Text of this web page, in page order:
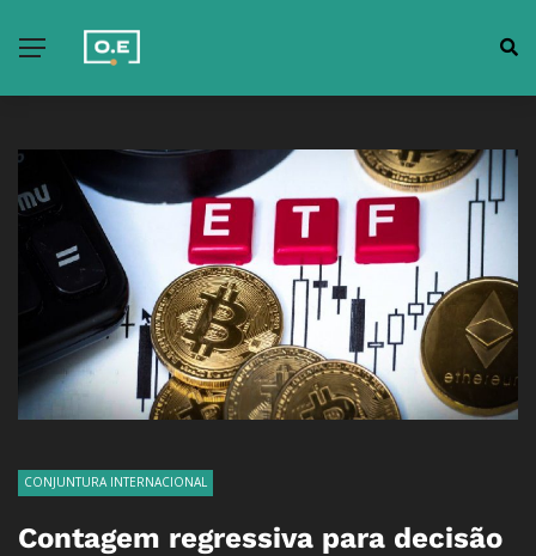
CONJUNTURA INTERNACIONAL
Contagem regressiva para decisão